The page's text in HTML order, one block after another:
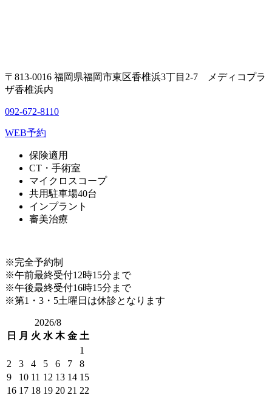
〒813-0016 福岡県福岡市東区香椎浜3丁目2-7 メディコプラ
ザ香椎浜内
092-672-8110
WEB予約
保険適用
CT・手術室
マイクロスコープ
共用駐車場40台
インプラント
審美治療
※完全予約制
※午前最終受付12時15分まで
※午後最終受付16時15分まで
※第1・3・5土曜日は休診となります
2026/8
日 月 火 水 木 金 土
1
2
3 4 5 6 7
8
9
10 11 12 13 14 15
16 17 18 19 20 21 22